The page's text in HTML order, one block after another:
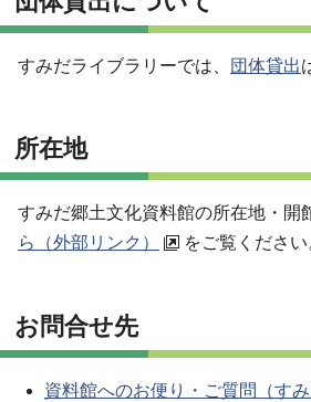
すみだライブラリーでは、 団体貸出
所在地
すみだ郷土文化資料館の所在地・開
ら（外部リンク）
をご覧ください
お問合せ先
資料館へのお便り・ご質問（すみ